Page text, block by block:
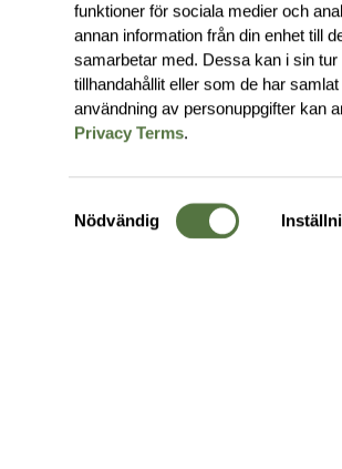
funktioner för sociala medier och
annan information från din enhet till
samarbetar med. Dessa kan i sin
tillhandahållit eller som de har
användning av personuppgifter kan
Privacy Terms.
Samtyckesval
Nödvändig